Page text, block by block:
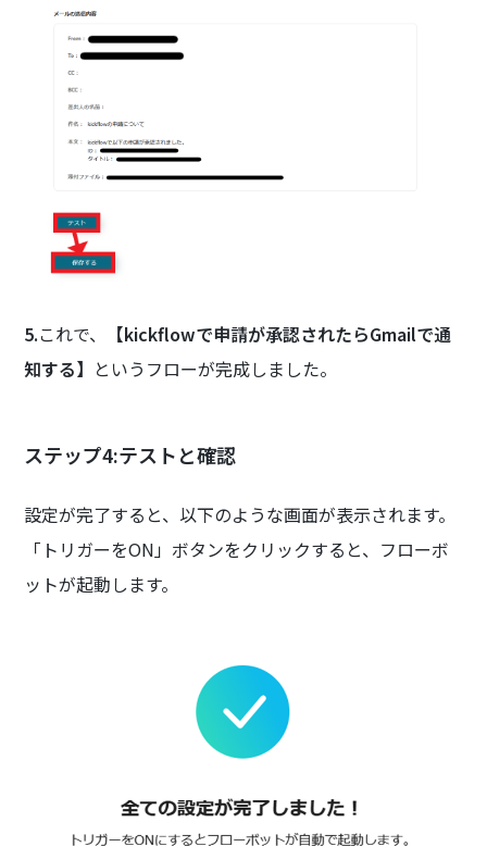
5.これで、
【kickflowで申請が承認されたらGmailで通
知する】 というフローが完成しました。
ステップ4:テストと確認
設定が完了すると、以下のような画面が表示されます。
「トリガーをON」ボタンをクリックすると、フローボ
ットが起動します。